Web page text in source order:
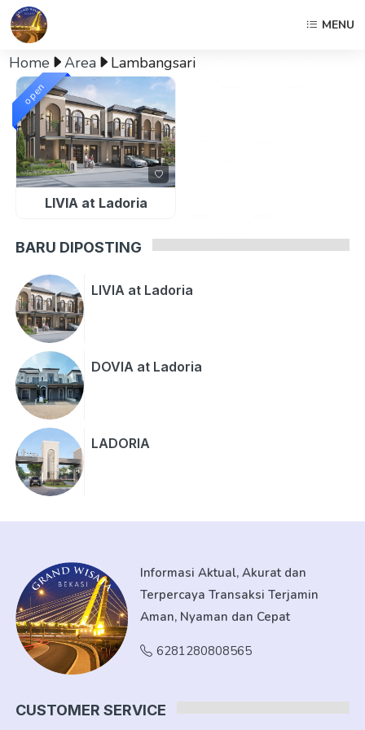
MENU
Home Area Lambangsari
open
LIVIA at Ladoria
BARU DIPOSTING
LIVIA at Ladoria
DOVIA at Ladoria
LADORIA
Informasi Aktual, Akurat dan
Terpercaya Transaksi Terjamin
Aman, Nyaman dan Cepat
6281280808565
CUSTOMER SERVICE